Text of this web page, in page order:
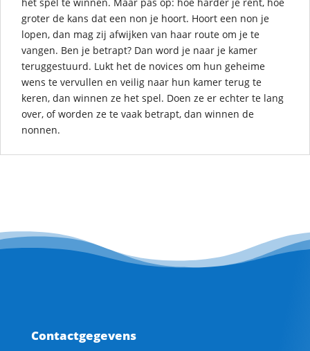
groter de kans dat een non je hoort. Hoort een non je
lopen, dan mag zij afwijken van haar route om je te
vangen. Ben je betrapt? Dan word je naar je kamer
teruggestuurd. Lukt het de novices om hun geheime
wens te vervullen en veilig naar hun kamer terug te
keren, dan winnen ze het spel. Doen ze er echter te lang
over, of worden ze te vaak betrapt, dan winnen de
nonnen.
Contactgegevens